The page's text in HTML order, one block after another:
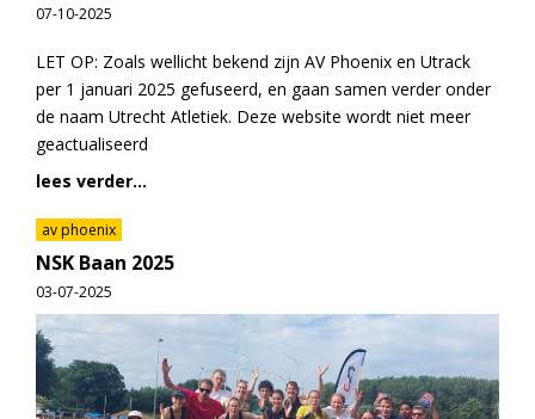
07-10-2025
LET OP: Zoals wellicht bekend zijn AV Phoenix en Utrack
per 1 januari 2025 gefuseerd, en gaan samen verder onder
de naam Utrecht Atletiek. Deze website wordt niet meer
geactualiseerd
lees verder...
av phoenix
NSK Baan 2025
03-07-2025